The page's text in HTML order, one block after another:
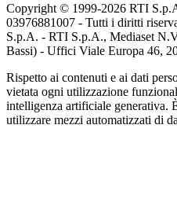
Copyright © 1999-2026 RTI
03976881007 - Tutti i diritti
S.p.A. - RTI S.p.A., Mediaset
Bassi) - Uffici Viale Europa 46,
Rispetto ai contenuti e ai dati
vietata ogni utilizzazione
intelligenza artificiale generativa.
utilizzare mezzi automatizzati di